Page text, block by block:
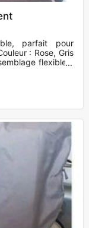
parfait pour
: Rose, Gris
flexibles)